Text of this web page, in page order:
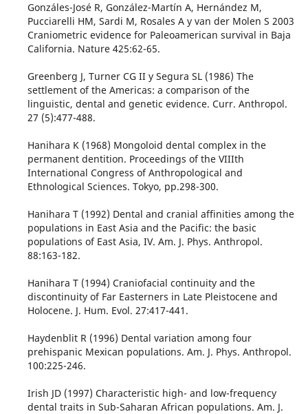
Gonzáles-José R, González-Martín A, Hernández M,
Pucciarelli HM, Sardi M, Rosales A y van der Molen S 2003
Craniometric evidence for Paleoamerican survival in Baja
California. Nature 425:62-65.
Greenberg J, Turner CG II y Segura SL (1986) The
settlement of the Americas: a comparison of the
linguistic, dental and genetic evidence. Curr. Anthropol.
27 (5):477-488.
Hanihara K (1968) Mongoloid dental complex in the
permanent dentition. Proceedings of the VIIIth
International Congress of Anthropological and
Ethnological Sciences. Tokyo, pp.298-300.
Hanihara T (1992) Dental and cranial affinities among the
populations in East Asia and the Pacific: the basic
populations of East Asia, IV. Am. J. Phys. Anthropol.
88:163-182.
Hanihara T (1994) Craniofacial continuity and the
discontinuity of Far Easterners in Late Pleistocene and
Holocene. J. Hum. Evol. 27:417-441.
Haydenblit R (1996) Dental variation among four
prehispanic Mexican populations. Am. J. Phys. Anthropol.
100:225-246.
Irish JD (1997) Characteristic high- and low-frequency
dental traits in Sub-Saharan African populations. Am. J.